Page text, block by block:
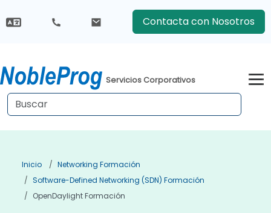
Contacta con Nosotros
Servicios Corporativos
Inicio
Networking Formación
Software-Defined Networking (SDN) Formación
OpenDaylight Formación